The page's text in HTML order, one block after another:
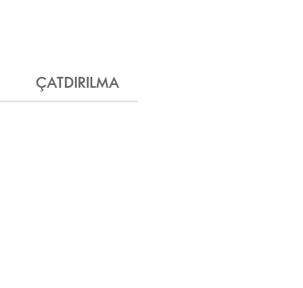
ÇATDIRILMA